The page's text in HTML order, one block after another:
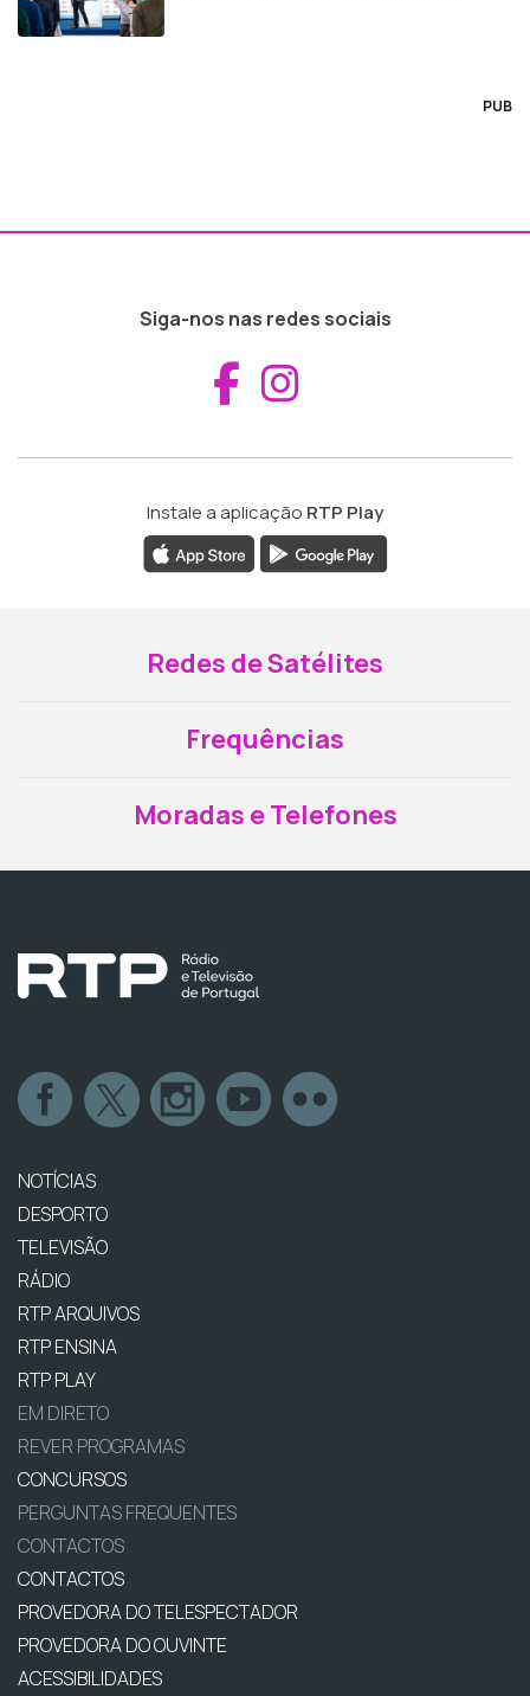
PUB
Siga-nos nas redes sociais
Aceder ao
Instale a aplicação RTP Play
Redes de Satélites
Frequências
Moradas e Telefones
NOTÍCIAS
DESPORTO
TELEVISÃO
RÁDIO
RTP ARQUIVOS
RTP ENSINA
RTP PLAY
EM DIRETO
REVER PROGRAMAS
CONCURSOS
PERGUNTAS FREQUENTES
CONTACTOS
CONTACTOS
PROVEDORA DO TELESPECTADOR
PROVEDORA DO OUVINTE
ACESSIBILIDADES